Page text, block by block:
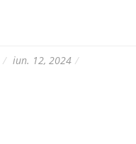
iun. 12, 2024